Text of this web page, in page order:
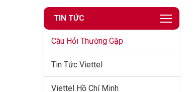
TIN TỨC
Câu Hỏi Thường Gặp
Tin Tức Viettel
Viettel Hồ Chí Minh